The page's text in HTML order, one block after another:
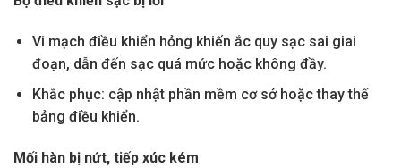
Vi mạch điều khiển hỏng khiến ắc quy sạc sai giai
đoạn, dẫn đến sạc quá mức hoặc không đầy.
Khắc phục: cập nhật phần mềm cơ sở hoặc thay thế
bảng điều khiển.
Mối hàn bị nứt, tiếp xúc kém